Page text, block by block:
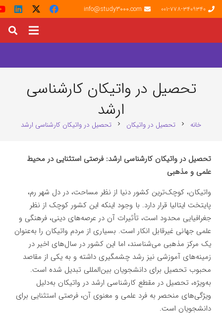
001-778-3409340
info@study3000.com
تحصیل در واتیکان کارشناسی
ارشد
خانه chevron_right تحصیل در واتیکان chevron_right تحصیل در واتیکان کارشناسی ارشد
تحصیل در واتیکان کارشناسی ارشد: فرصتی استثنایی در محیط
علمی و مذهبی
واتیکان، کوچک‌ترین کشور دنیا از نظر مساحت، در دل شهر رم،
پایتخت ایتالیا قرار دارد. با وجود اینکه این کشور کوچک از نظر
جغرافیایی محدود است، تأثیرات آن در عرصه‌های دینی، فرهنگی و
علمی جهانی غیرقابل انکار است. بسیاری از مردم واتیکان را به‌عنوان
یک مرکز مذهبی می‌شناسند، اما این کشور در سال‌های اخیر در
زمینه‌های آموزشی نیز رشد چشمگیری داشته و به یکی از مقاصد
محبوب تحصیل برای دانشجویان بین‌المللی تبدیل شده است.
به‌ویژه، تحصیل در مقطع کارشناسی ارشد در واتیکان به‌دلیل
ویژگی‌های منحصر به فرد علمی و معنوی آن، فرصتی استثنایی برای
دانشجویان است.